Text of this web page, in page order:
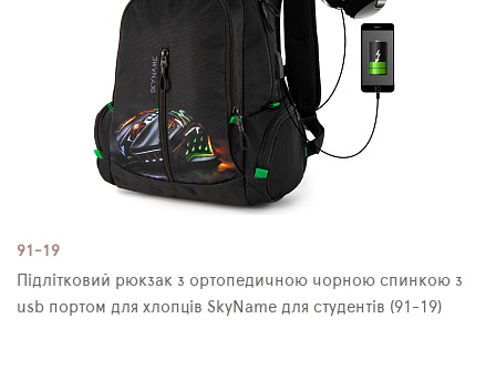
91-19
Підлітковий рюкзак з ортопедичною чорною спинкою з
usb портом для хлопців SkyName для студентів (91-19)